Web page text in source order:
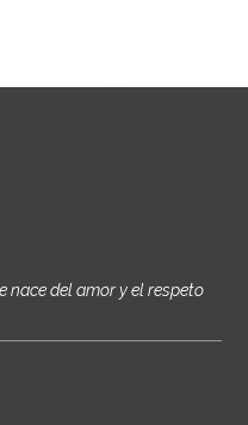
nace del amor y el respeto